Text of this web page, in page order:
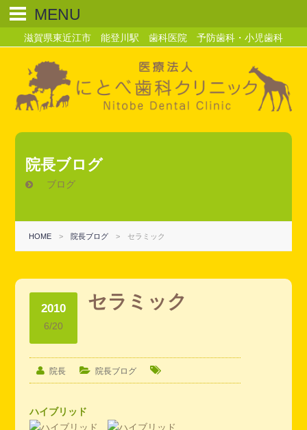
滋賀県東近江市 能登川駅 歯科医院 予防歯科・小児歯科
院長ブログ
ブログ
HOME > 院長ブログ > セラミック
2010
6/20
セラミック
院長 院長ブログ
ハイブリッド
MENU